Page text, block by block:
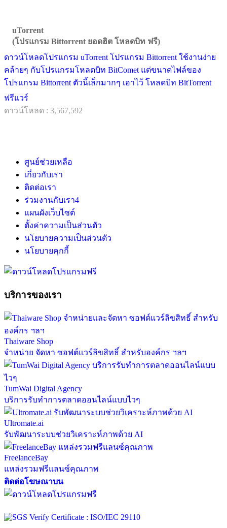
uTorrent
(โปรแกรม Bittorrent ยอดฮิต โหลดบิท ฟรี)
ดาวน์โหลดโปรแกรม uTorrent โปรแกรม Bittorrent ใช้งานง่าย
คล้ายๆ กับโปรแกรมโหลดบิท BitComet แต่ขนาดไฟล์ของ
โปรแกรม Bittorrent ตัวนี้เล็กมากๆ เอาไว้ โหลดบิท BitTorrent
ฟรีแวร์
ดาวน์โหลด : 3,567,592
ศูนย์ช่วยเหลือ
เกี่ยวกับเรา
ติดต่อเรา
ร่วมงานกับเรา4
แผนผังเว็บไซต์
ตั้งค่าความเป็นส่วนตัว
นโยบายความเป็นส่วนตัว
นโยบายคุกกี้
บริการของเรา
Thaiware Shop
จำหน่าย จัดหา ซอฟต์แวร์ลิขสิทธิ์ สำหรับองค์กร ฯลฯ
TumWai Digital Agency
บริการรับทำการตลาดออนไลน์แบบไวๆ
Ultromate.ai
รับพัฒนาระบบช่วยวิเคราะห์ภาพด้วย AI
FreelanceBay
แหล่งรวมฟรีแลนซ์คุณภาพ
ติดต่อโฆษณาบน